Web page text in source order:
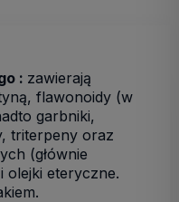
: zawierają
flawonoidy (w
garbniki,
triterpeny oraz
(głównie
olejki eteryczne.